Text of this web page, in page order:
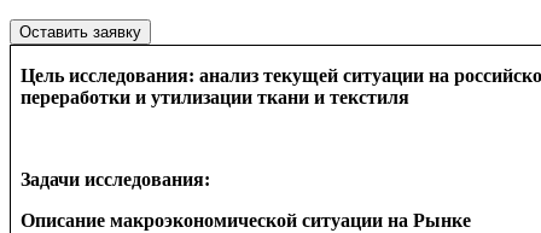
Оставить заявку
Цель исследования: анализ текущей ситуации на
переработки и утилизации ткани и текстиля
Задачи исследования:
Описание макроэкономической ситуации на Рынке